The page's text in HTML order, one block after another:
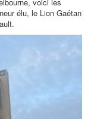
élu, le Lion Gaétan